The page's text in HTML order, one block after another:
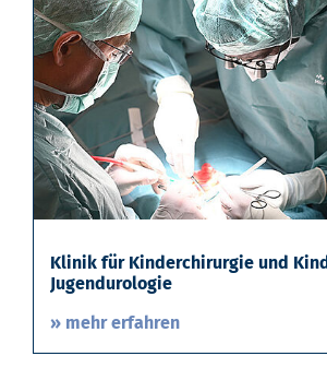
Klinik für Kinderchirurgie und
Jugendurologie
» mehr erfahren